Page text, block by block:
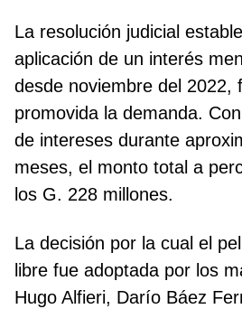
La resolución judicial
aplicación de un interés
desde noviembre del 2022,
promovida la demanda.
de intereses durante
meses, el monto total a
los G. 228 millones.
La decisión por la cual el
libre fue adoptada por los
Hugo Alfieri, Darío Báez